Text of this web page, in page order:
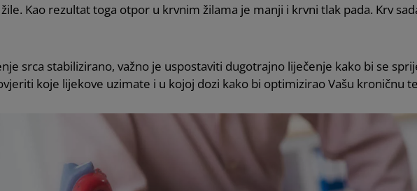
Kao rezultat toga otpor u krvnim žilama je manji i krvni tlak pada. Krv
srca stabilizirano, važno je uspostaviti dugotrajno liječenje kako bi se
koje lijekove uzimate i u kojoj dozi kako bi optimizirao Vašu kroničnu